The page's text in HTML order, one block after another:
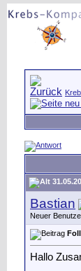
Bastian
Neuer
Hallo